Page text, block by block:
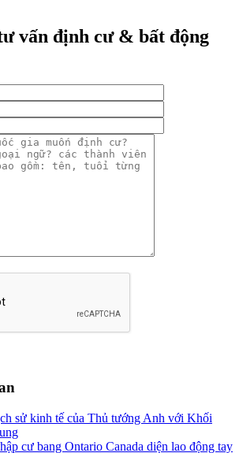
vấn định cư & bất động
sử kinh tế của Thủ tướng Anh với Khối
cư bang Ontario Canada diện lao động tay